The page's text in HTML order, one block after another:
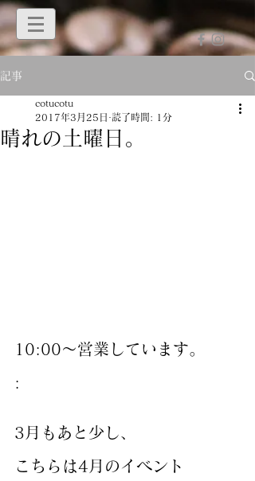
記事
晴れの土曜日。
cotucotu
2017年3月25日 読了時間: 1分
10:00〜営業しています。
:
3月もあと少し、
こちらは4月のイベント